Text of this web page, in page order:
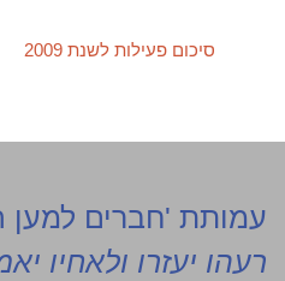
סיכום פעילות לשנת 2009
עמותת 'חברים
רעהו יעזרו ולאחיו